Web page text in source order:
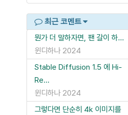
최근 코멘트
뭔가 더 말하자면, 팬 갈이 하...
윈디하나 2024
Stable Diffusion 1.5 에 Hi-
Re...
윈디하나 2024
그렇다면 단순히 4k 이미지를